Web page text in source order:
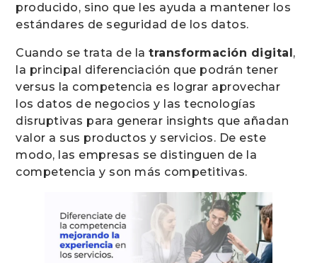
producido, sino que les ayuda a mantener los
estándares de seguridad de los datos.
Cuando se trata de latransformación digital,
la principal diferenciación que podrán tener
versus la competencia es lograr aprovechar
los datos de negocios y las tecnologías
disruptivas para generar insights que añadan
valor a sus productos y servicios. De este
modo, las empresas se distinguen de la
competencia y son más competitivas.